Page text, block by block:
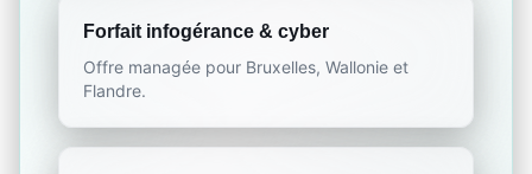
Forfait infogérance & cyber
Offre managée pour Bruxelles, Wallonie et
Flandre.